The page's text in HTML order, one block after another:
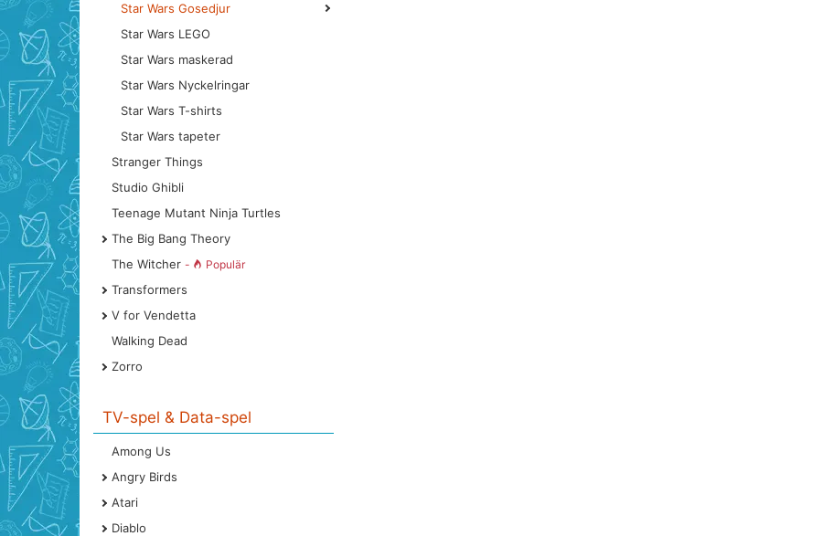
Star Wars Gosedjur
Star Wars LEGO
Star Wars maskerad
Star Wars Nyckelringar
Star Wars T-shirts
Star Wars tapeter
Stranger Things
Studio Ghibli
Teenage Mutant Ninja Turtles
The Big Bang Theory
The Witcher - Populär
Transformers
V for Vendetta
Walking Dead
Zorro
TV-spel & Data-spel
Among Us
Angry Birds
Atari
Diablo